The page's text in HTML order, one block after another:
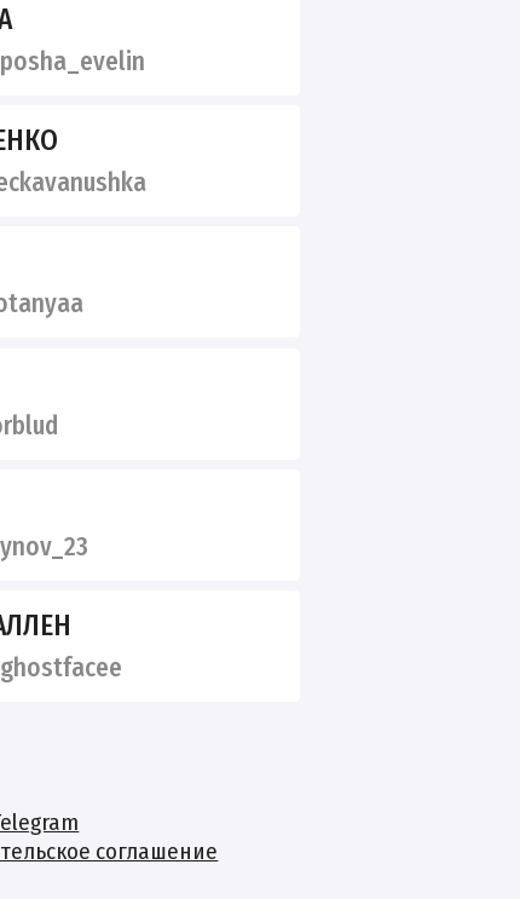
соглашение